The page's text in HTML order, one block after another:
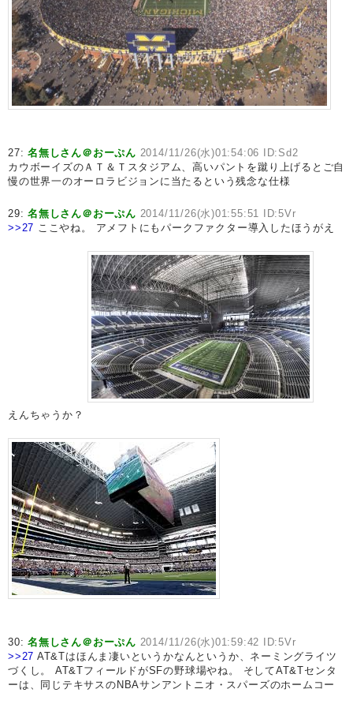
27:名無しさん＠おーぷん 2014/11/26(水)01:54:06 ID:Sd2
カウボーイズのＡＴ＆Ｔスタジアム、高いパントを蹴り上げるとご自
慢の世界一のオーロラビジョンに当たるという残念な仕様
29:名無しさん＠おーぷん 2014/11/26(水)01:55:51 ID:5Vr
>>27 ここやね。 アメフトにもパークファクター導入したほうがえ
えんちゃうか？
30:名無しさん＠おーぷん 2014/11/26(水)01:59:42 ID:5Vr
>>27 AT&Tはほんま凄いというかなんというか、ネーミングライツ
づくし。 AT&TフィールドがSFの野球場やね。 そしてAT&Tセンタ
ーは、同じテキサスのNBAサンアントニオ・スパーズのホームコー